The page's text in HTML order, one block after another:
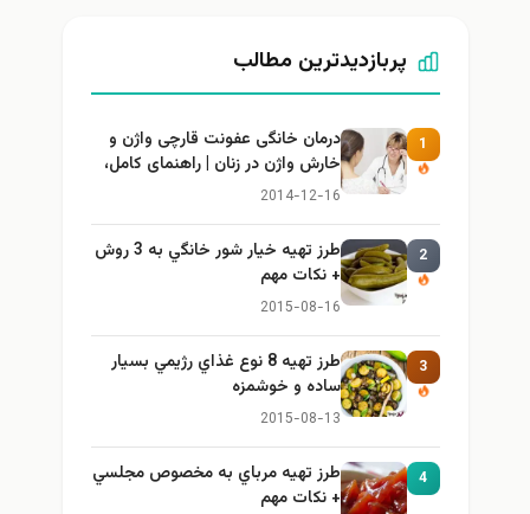
پربازدیدترین مطالب
درمان خانگی عفونت قارچی واژن و
خارش واژن در زنان | راهنمای کامل،
ایمن و کاربردی
2014-12-16
طرز تهيه خیار شور خانگي به 3 روش
+ نكات مهم
2015-08-16
طرز تهيه 8 نوع غذاي رژيمي بسيار
ساده و خوشمزه
2015-08-13
طرز تهيه مرباي به مخصوص مجلسي
+ نكات مهم